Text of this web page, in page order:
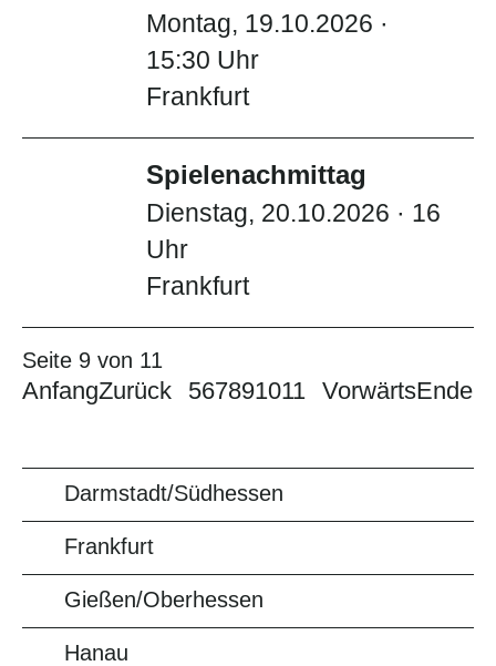
Montag, 19.10.2026 ·
15:30 Uhr
Frankfurt
Spielenachmittag
Dienstag, 20.10.2026 · 16
Uhr
Frankfurt
Seite 9 von 11
AnfangZurück 567891011 VorwärtsEnde
Darmstadt/Südhessen
Frankfurt
Gießen/Oberhessen
Hanau